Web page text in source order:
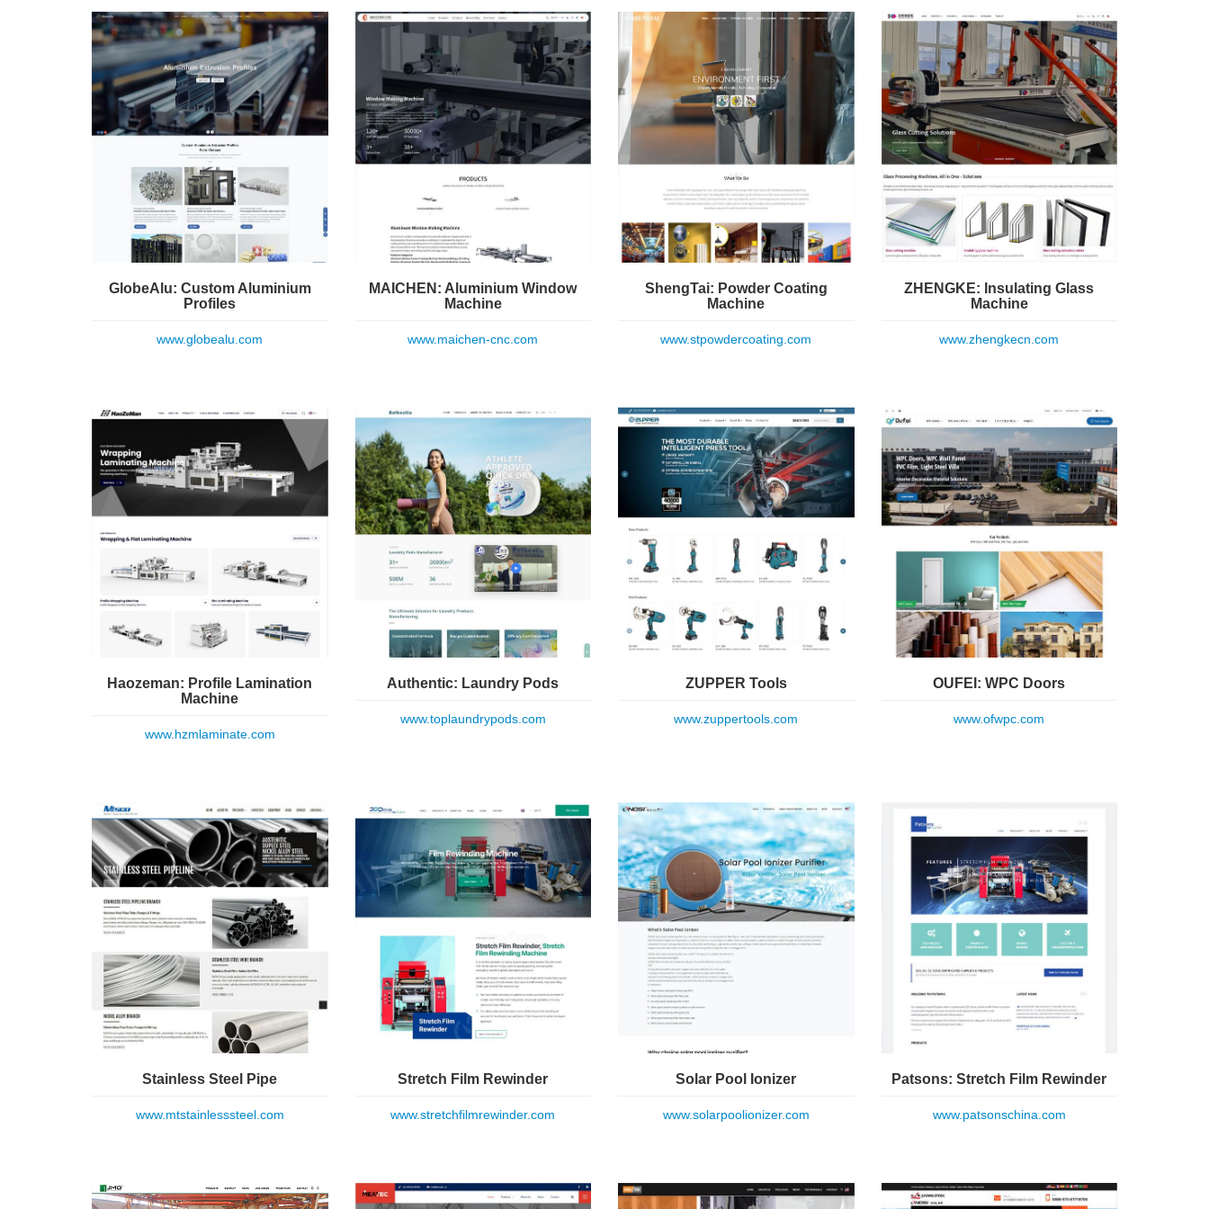
GlobeAlu: Custom Aluminium
Profiles
www.globealu.com
MAICHEN: Aluminium Window
Machine
www.maichen-cnc.com
ShengTai: Powder Coating
Machine
www.stpowdercoating.com
ZHENGKE: Insulating Glass
Machine
www.zhengkecn.com
Haozeman: Profile Lamination
Machine
www.hzmlaminate.com
Authentic: Laundry Pods
www.toplaundrypods.com
ZUPPER Tools
www.zuppertools.com
OUFEI: WPC Doors
www.ofwpc.com
Stainless Steel Pipe
www.mtstainlesssteel.com
Stretch Film Rewinder
www.stretchfilmrewinder.com
Solar Pool Ionizer
www.solarpoolionizer.com
Patsons: Stretch Film Rewinder
www.patsonschina.com